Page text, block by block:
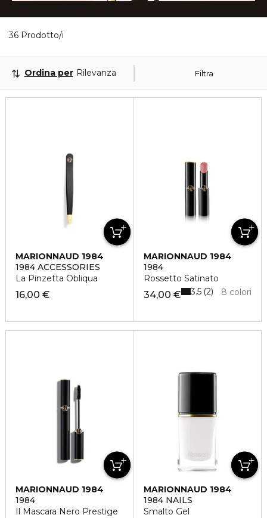
36 Prodotto/i
Filtra
Ordina per Rilevanza
MARIONNAUD 1984
1984 ACCESSORIES
La Pinzetta Obliqua
16,00 €
MARIONNAUD 1984
1984
Rossetto Satinato
34,00 € 8 colori
3.5 2
MARIONNAUD 1984
1984
Il Mascara Nero Prestige
MARIONNAUD 1984
1984 NAILS
Smalto Gel